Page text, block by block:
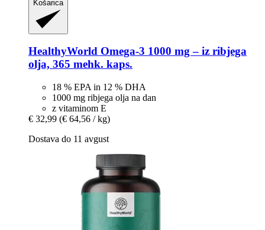
Košarica
HealthyWorld Omega-​3 1000 mg – iz ribjega
olja, 365 mehk. kaps.
18 % EPA in 12 % DHA
1000 mg ribjega olja na dan
z vitaminom E
€ 32,99 (€ 64,56 / kg)
Dostava do 11 avgust